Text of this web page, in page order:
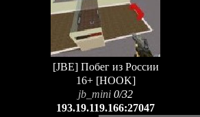
[JBE] Побег из России
16+ [HOOK]
jb_mini 0/32
193.19.119.166:27047